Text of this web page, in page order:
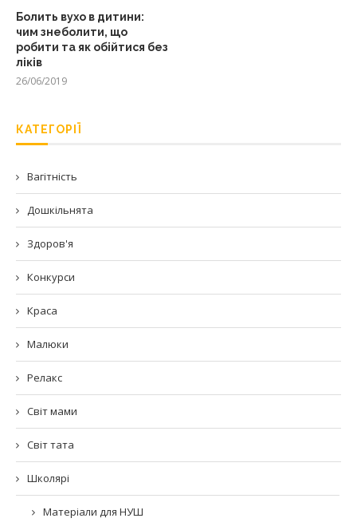
Болить вухо в дитини:
чим знеболити, що
робити та як обійтися без
ліків
26/06/2019
КАТЕГОРІЇ
Вагітність
Дошкільнята
Здоров'я
Конкурси
Краса
Малюки
Релакс
Світ мами
Світ тата
Школярі
Матеріали для НУШ